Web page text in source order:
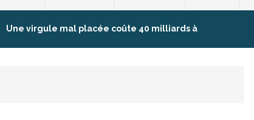
Une virgule mal placée coûte 40 milliards à